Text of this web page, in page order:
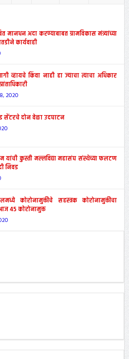
मानधन अदा करण्याबाबत ग्रामविकास मंत्र्यांच्या
कार्यवाही
व्हायचे किंवा नाही हा ज्याचा त्याचा अधिकार
2020
सेंटरचे दोन वेळा उदघाटन
कुस्ती मल्लविद्या महासंघ संस्थेच्या फलटण
निवड
कोरोनामुक्तीचे सहस्त्रक कोरोनामुक्तीचा
45 कोरोनामुक्त